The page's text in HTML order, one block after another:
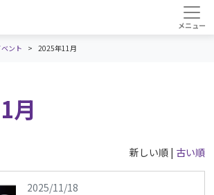
ント 2025年11月
月
新しい順 | 古い順
2025/11/18